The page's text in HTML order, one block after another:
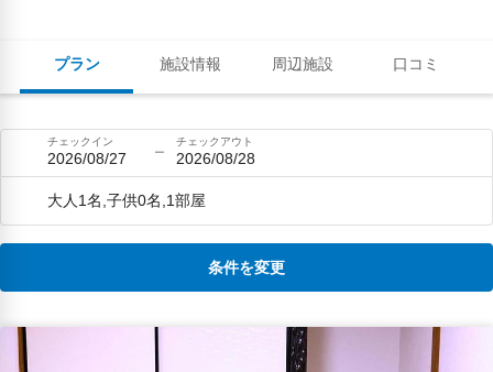
プラン 施設情報 周辺施設 口コミ
チェックイン
2026/08/27
チェックアウト
2026/08/28
大人1名,子供0名,1部屋
条件を変更